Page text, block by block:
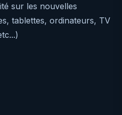
sur les nouvelles
tablettes, ordinateurs, TV